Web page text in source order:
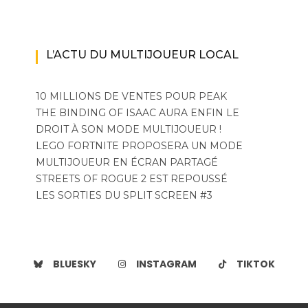
L’ACTU DU MULTIJOUEUR LOCAL
10 MILLIONS DE VENTES POUR PEAK
THE BINDING OF ISAAC AURA ENFIN LE
DROIT À SON MODE MULTIJOUEUR !
LEGO FORTNITE PROPOSERA UN MODE
MULTIJOUEUR EN ÉCRAN PARTAGÉ
STREETS OF ROGUE 2 EST REPOUSSÉ
LES SORTIES DU SPLIT SCREEN #3
BLUESKY INSTAGRAM TIKTOK